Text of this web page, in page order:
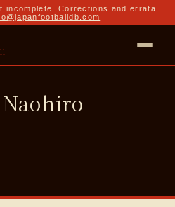
incomplete. Corrections and errata